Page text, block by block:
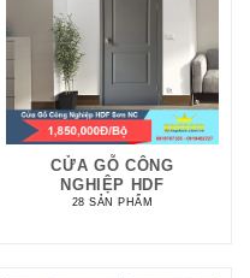
CỬA GỖ CÔNG
NGHIỆP HDF
28 SẢN PHẨM